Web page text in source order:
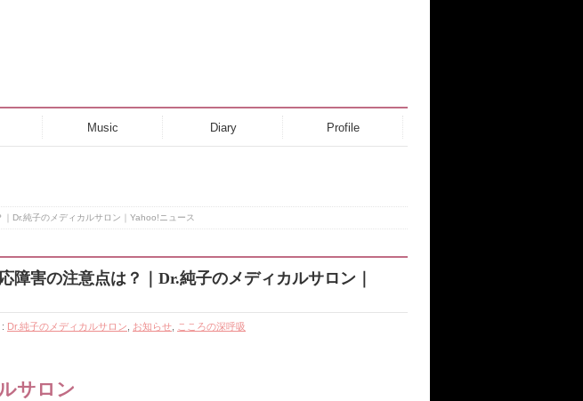
Music Diary Profile
Dr.純子のメディカルサロン｜Yahoo!ニュース
障害の注意点は？｜Dr.純子のメディカルサロン｜
Dr.純子のメディカルサロン お知らせ こころの深呼吸
サロン